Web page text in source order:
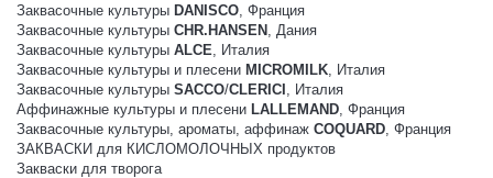
Заквасочные культуры DANISCO, Франция
Заквасочные культуры CHR.HANSEN , Дания
Заквасочные культуры ALCE, Италия
Заквасочные культуры и плесени MICROMILK, Италия
Заквасочные культуры SACCO/CLERICI , Италия
Аффинажные культуры и плесени LALLEMAND, Франция
Заквасочные культуры, ароматы, аффинаж COQUARD, Франция
ЗАКВАСКИ для КИСЛОМОЛОЧНЫХ продуктов
Закваски для творога